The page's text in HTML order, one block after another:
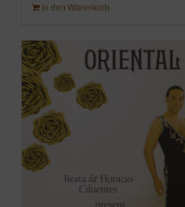
In den Warenkorb